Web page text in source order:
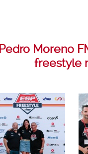
Pedro Moreno
freestyle